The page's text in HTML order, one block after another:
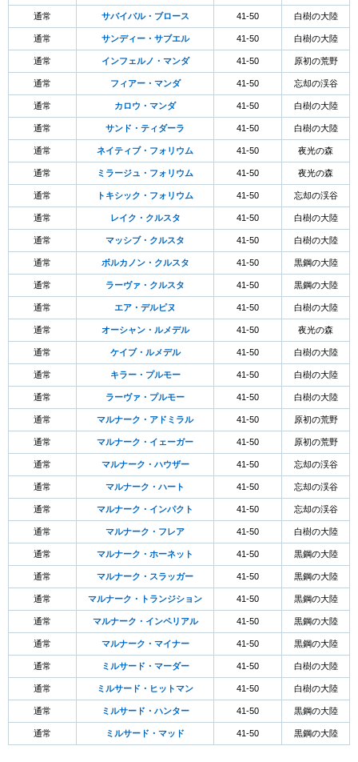
通常 サバイバル・ブロース 41-50 白樹の大陸
通常 サンディー・サブエル 41-50 白樹の大陸
通常 インフェルノ・マンダ 41-50 原初の荒野
通常 フィアー・マンダ 41-50 忘却の渓谷
通常 カロウ・マンダ 41-50 白樹の大陸
通常 サンド・ティダーラ 41-50 白樹の大陸
通常 ネイティブ・フォリウム 41-50 夜光の森
通常 ミラージュ・フォリウム 41-50 夜光の森
通常 トキシック・フォリウム 41-50 忘却の渓谷
通常 レイク・クルスタ 41-50 白樹の大陸
通常 マッシブ・クルスタ 41-50 白樹の大陸
通常 ボルカノン・クルスタ 41-50 黒鋼の大陸
通常 ラーヴァ・クルスタ 41-50 黒鋼の大陸
通常 エア・デルピヌ 41-50 白樹の大陸
通常 オーシャン・ルメデル 41-50 夜光の森
通常 ケイブ・ルメデル 41-50 白樹の大陸
通常 キラー・プルモー 41-50 白樹の大陸
通常 ラーヴァ・プルモー 41-50 白樹の大陸
通常 マルナーク・アドミラル 41-50 原初の荒野
通常 マルナーク・イェーガー 41-50 原初の荒野
通常 マルナーク・ハウザー 41-50 忘却の渓谷
通常 マルナーク・ハート 41-50 忘却の渓谷
通常 マルナーク・インパクト 41-50 忘却の渓谷
通常 マルナーク・フレア 41-50 白樹の大陸
通常 マルナーク・ホーネット 41-50 黒鋼の大陸
通常 マルナーク・スラッガー 41-50 黒鋼の大陸
通常 マルナーク・トランジション 41-50 黒鋼の大陸
通常 マルナーク・インペリアル 41-50 黒鋼の大陸
通常 マルナーク・マイナー 41-50 黒鋼の大陸
通常 ミルサード・マーダー 41-50 白樹の大陸
通常 ミルサード・ヒットマン 41-50 白樹の大陸
通常 ミルサード・ハンター 41-50 黒鋼の大陸
通常 ミルサード・マッド 41-50 黒鋼の大陸